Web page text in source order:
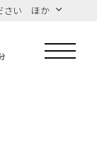
さい ほか